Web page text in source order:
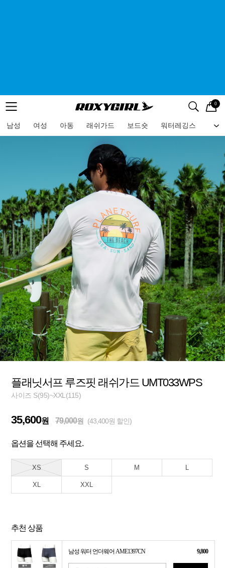
메뉴 검색
로고 0
남성 여성 아동 래쉬가드 보드숏 워터레깅스 비
메뉴
플래닛서프 루즈핏 래쉬가드 UMT033WPS
사이즈 S(95)~XXL(115)
35,600원 79,000원 (43,400원 할인)
옵션을 선택해 주세요.
XS S M L
XL XXL
추천 상품
남성 워터 언더웨어 AME1397CN 9,800